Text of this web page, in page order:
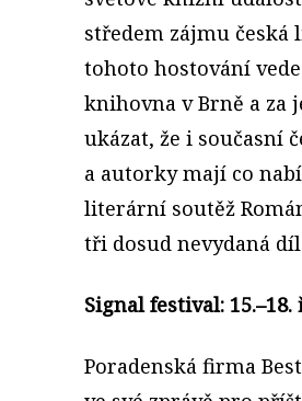
středem zájmu
tohoto hostování
knihovna v Brně a za
ukázat, že i současní
a autorky mají co
literární soutěž
tři dosud nevydaná
Signal festival:
Poradenská firma